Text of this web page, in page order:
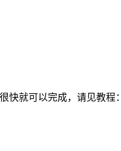
快就可以完成，请见教程：